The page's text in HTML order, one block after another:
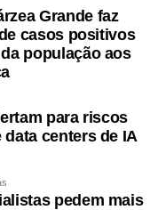
Messenger
LinkedIn
Share
Grande faz
casos positivos
população aos
para riscos
data centers de IA
pedem mais